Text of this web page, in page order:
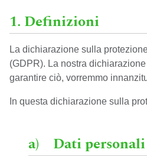
1. Definizioni
La dichiarazione sulla
(GDPR). La nostra
garantire ciò, vorremmo
In questa dichiarazione sulla
a) Dati personali